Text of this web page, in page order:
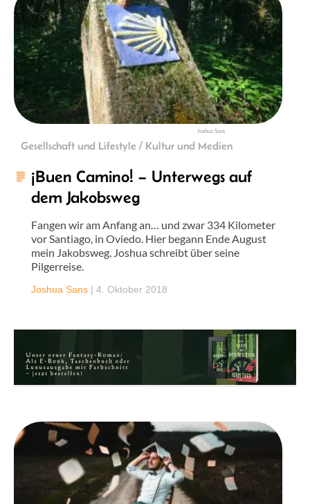
Joshua Sans
Gesellschaft und Lifestyle / Kultur und Medien
¡Buen Camino! – Unterwegs auf
dem Jakobsweg
Fangen wir am Anfang an… und zwar 334 Kilometer
vor Santiago, in Oviedo. Hier begann Ende August
mein Jakobsweg. Joshua schreibt über seine
Pilgerreise.
Joshua Sans | 4. Oktober 2018